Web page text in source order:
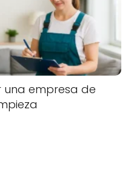
una empresa de